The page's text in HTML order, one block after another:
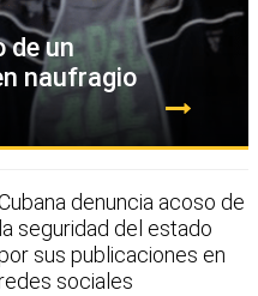
de un
naufragio
denuncia acoso de
la seguridad del estado
sus publicaciones en
sociales